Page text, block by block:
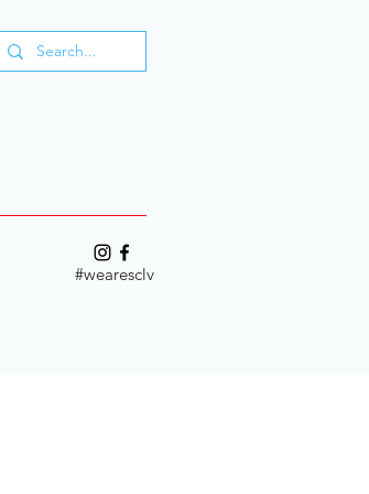
#wearesclv